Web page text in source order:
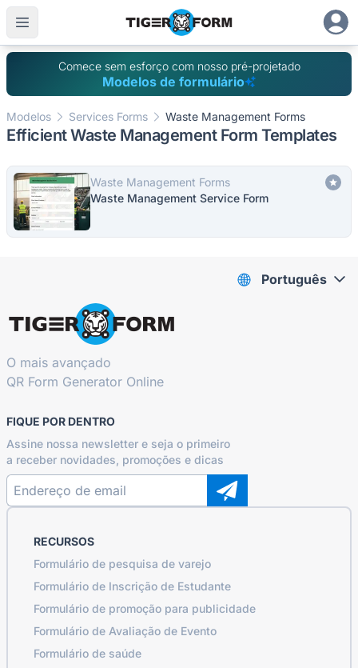
Comece sem esforço com nosso pré-projetado
Modelos de formulário
Modelos Services Forms Waste Management Forms
Efficient Waste Management Form Templates
Waste Management Forms
Waste Management Service Form
O mais avançado
QR Form Generator Online
FIQUE POR DENTRO
Assine nossa newsletter e seja o primeiro
a receber novidades, promoções e dicas
RECURSOS
Formulário de pesquisa de varejo
Formulário de Inscrição de Estudante
Formulário de promoção para publicidade
Formulário de Avaliação de Evento
Formulário de saúde
Português